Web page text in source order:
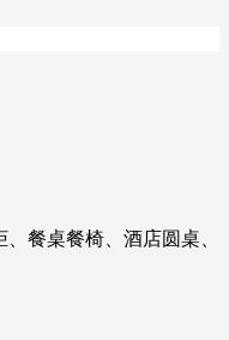
餐桌餐椅、酒店圆桌、